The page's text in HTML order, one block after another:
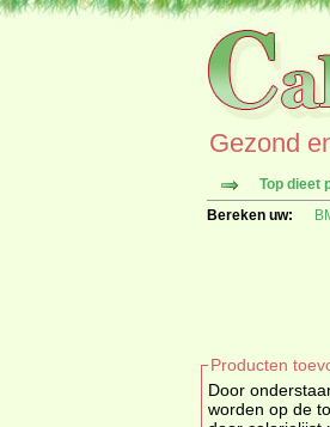
Gezond
Top dieet
Bereken uw:
Producten
Door
worden op de